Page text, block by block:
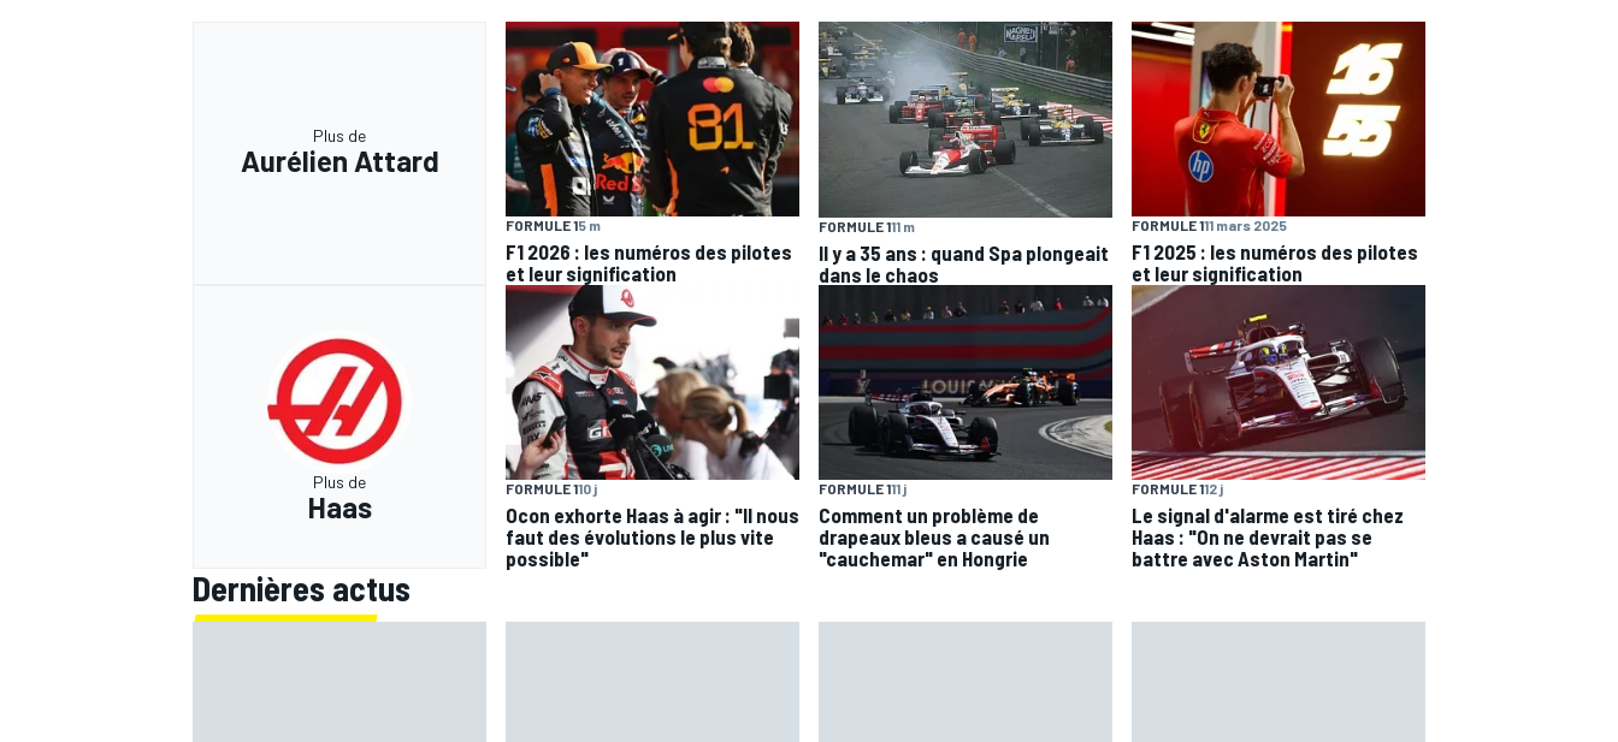
Plus de
Aurélien Attard
FORMULE 15 m
F1 2026 : les numéros des pilotes
et leur signification
FORMULE 111 m
Il y a 35 ans : quand Spa plongeait
dans le chaos
FORMULE 111 mars 2025
F1 2025 : les numéros des pilotes
et leur signification
Plus de
Haas
FORMULE 110 j
Ocon exhorte Haas à agir : "Il nous
faut des évolutions le plus vite
possible"
FORMULE 111 j
Comment un problème de
drapeaux bleus a causé un
"cauchemar" en Hongrie
FORMULE 112 j
Le signal d'alarme est tiré chez
Haas : "On ne devrait pas se
battre avec Aston Martin"
Dernières actus